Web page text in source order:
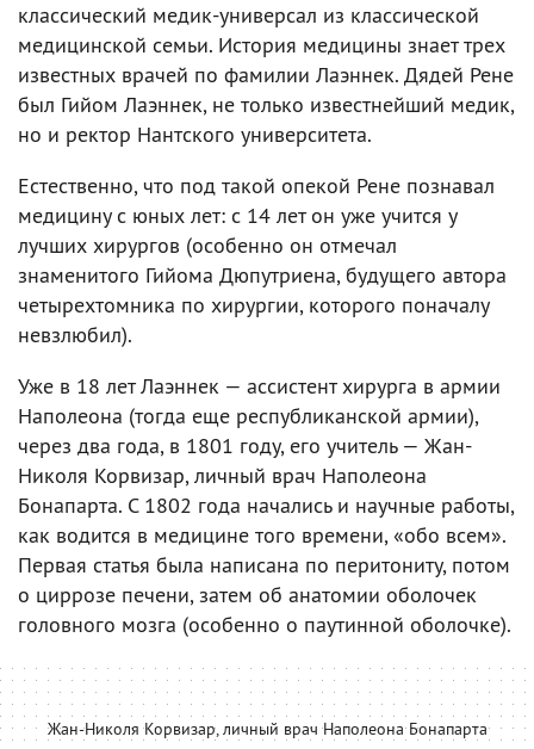
классический медик-универсал из классической
медицинской семьи. История медицины знает трех
известных врачей по фамилии Лаэннек. Дядей Рене
был Гийом Лаэннек, не только известнейший медик,
но и ректор Нантского университета.
Естественно, что под такой опекой Рене познавал
медицину с юных лет: с 14 лет он уже учится у
лучших хирургов (особенно он отмечал
знаменитого Гийома Дюпутриена, будущего автора
четырехтомника по хирургии, которого поначалу
невзлюбил).
Уже в 18 лет Лаэннек — ассистент хирурга в армии
Наполеона (тогда еще республиканской армии),
через два года, в 1801 году, его учитель — Жан-
Николя Корвизар, личный врач Наполеона
Бонапарта. С 1802 года начались и научные работы,
как водится в медицине того времени, «обо всем».
Первая статья была написана по перитониту, потом
о циррозе печени, затем об анатомии оболочек
головного мозга (особенно о паутинной оболочке).
Жан-Николя Корвизар, личный врач Наполеона Бонапарта